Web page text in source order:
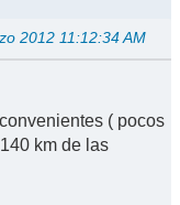
2012 11:12:34 AM
( pocos
km de las